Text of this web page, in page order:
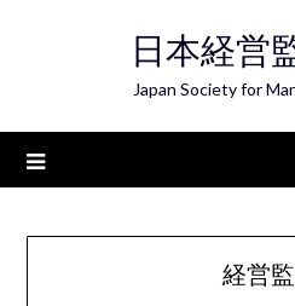
日本経営
Japan Society for
経営